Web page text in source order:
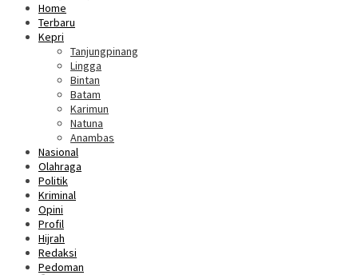
Home
Terbaru
Kepri
Tanjungpinang
Lingga
Bintan
Batam
Karimun
Natuna
Anambas
Nasional
Olahraga
Politik
Kriminal
Opini
Profil
Hijrah
Redaksi
Pedoman